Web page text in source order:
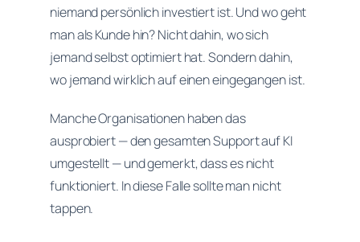
niemand persönlich investiert ist. Und wo geht
man als Kunde hin? Nicht dahin, wo sich
jemand selbst optimiert hat. Sondern dahin,
wo jemand wirklich auf einen eingegangen ist.
Manche Organisationen haben das
ausprobiert — den gesamten Support auf KI
umgestellt — und gemerkt, dass es nicht
funktioniert. In diese Falle sollte man nicht
tappen.